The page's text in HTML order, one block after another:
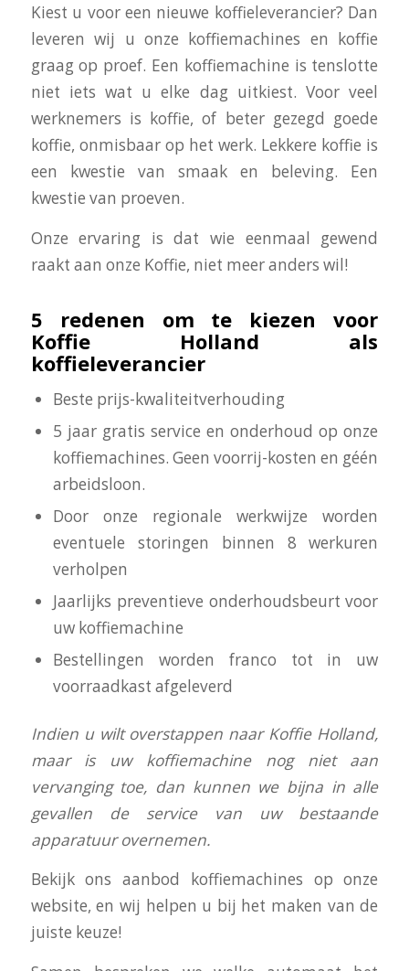
Kiest u voor een nieuwe koffieleverancier? Dan
leveren wij u onze koffiemachines en koffie
graag op proef. Een koffiemachine is tenslotte
niet iets wat u elke dag uitkiest. Voor veel
werknemers is koffie, of beter gezegd goede
koffie, onmisbaar op het werk. Lekkere koffie is
een kwestie van smaak en beleving. Een
kwestie van proeven.
Onze ervaring is dat wie eenmaal gewend
raakt aan onze Koffie, niet meer anders wil!
5 redenen om te kiezen voor
Koffie Holland als
koffieleverancier
Beste prijs-kwaliteitverhouding
5 jaar gratis service en onderhoud op onze
koffiemachines. Geen voorrij-kosten en géén
arbeidsloon.
Door onze regionale werkwijze worden
eventuele storingen binnen 8 werkuren
verholpen
Jaarlijks preventieve onderhoudsbeurt voor
uw koffiemachine
Bestellingen worden franco tot in uw
voorraadkast afgeleverd
Indien u wilt overstappen naar Koffie Holland,
maar is uw koffiemachine nog niet aan
vervanging toe, dan kunnen we bijna in alle
gevallen de service van uw bestaande
apparatuur overnemen.
Bekijk ons aanbod koffiemachines op onze
website, en wij helpen u bij het maken van de
juiste keuze!